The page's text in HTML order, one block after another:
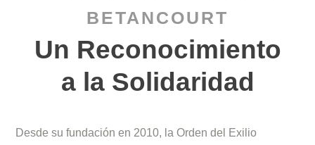
BETANCOURT
Un Reconocimiento
a la Solidaridad
Desde su fundación en 2010, la Orden del Exilio